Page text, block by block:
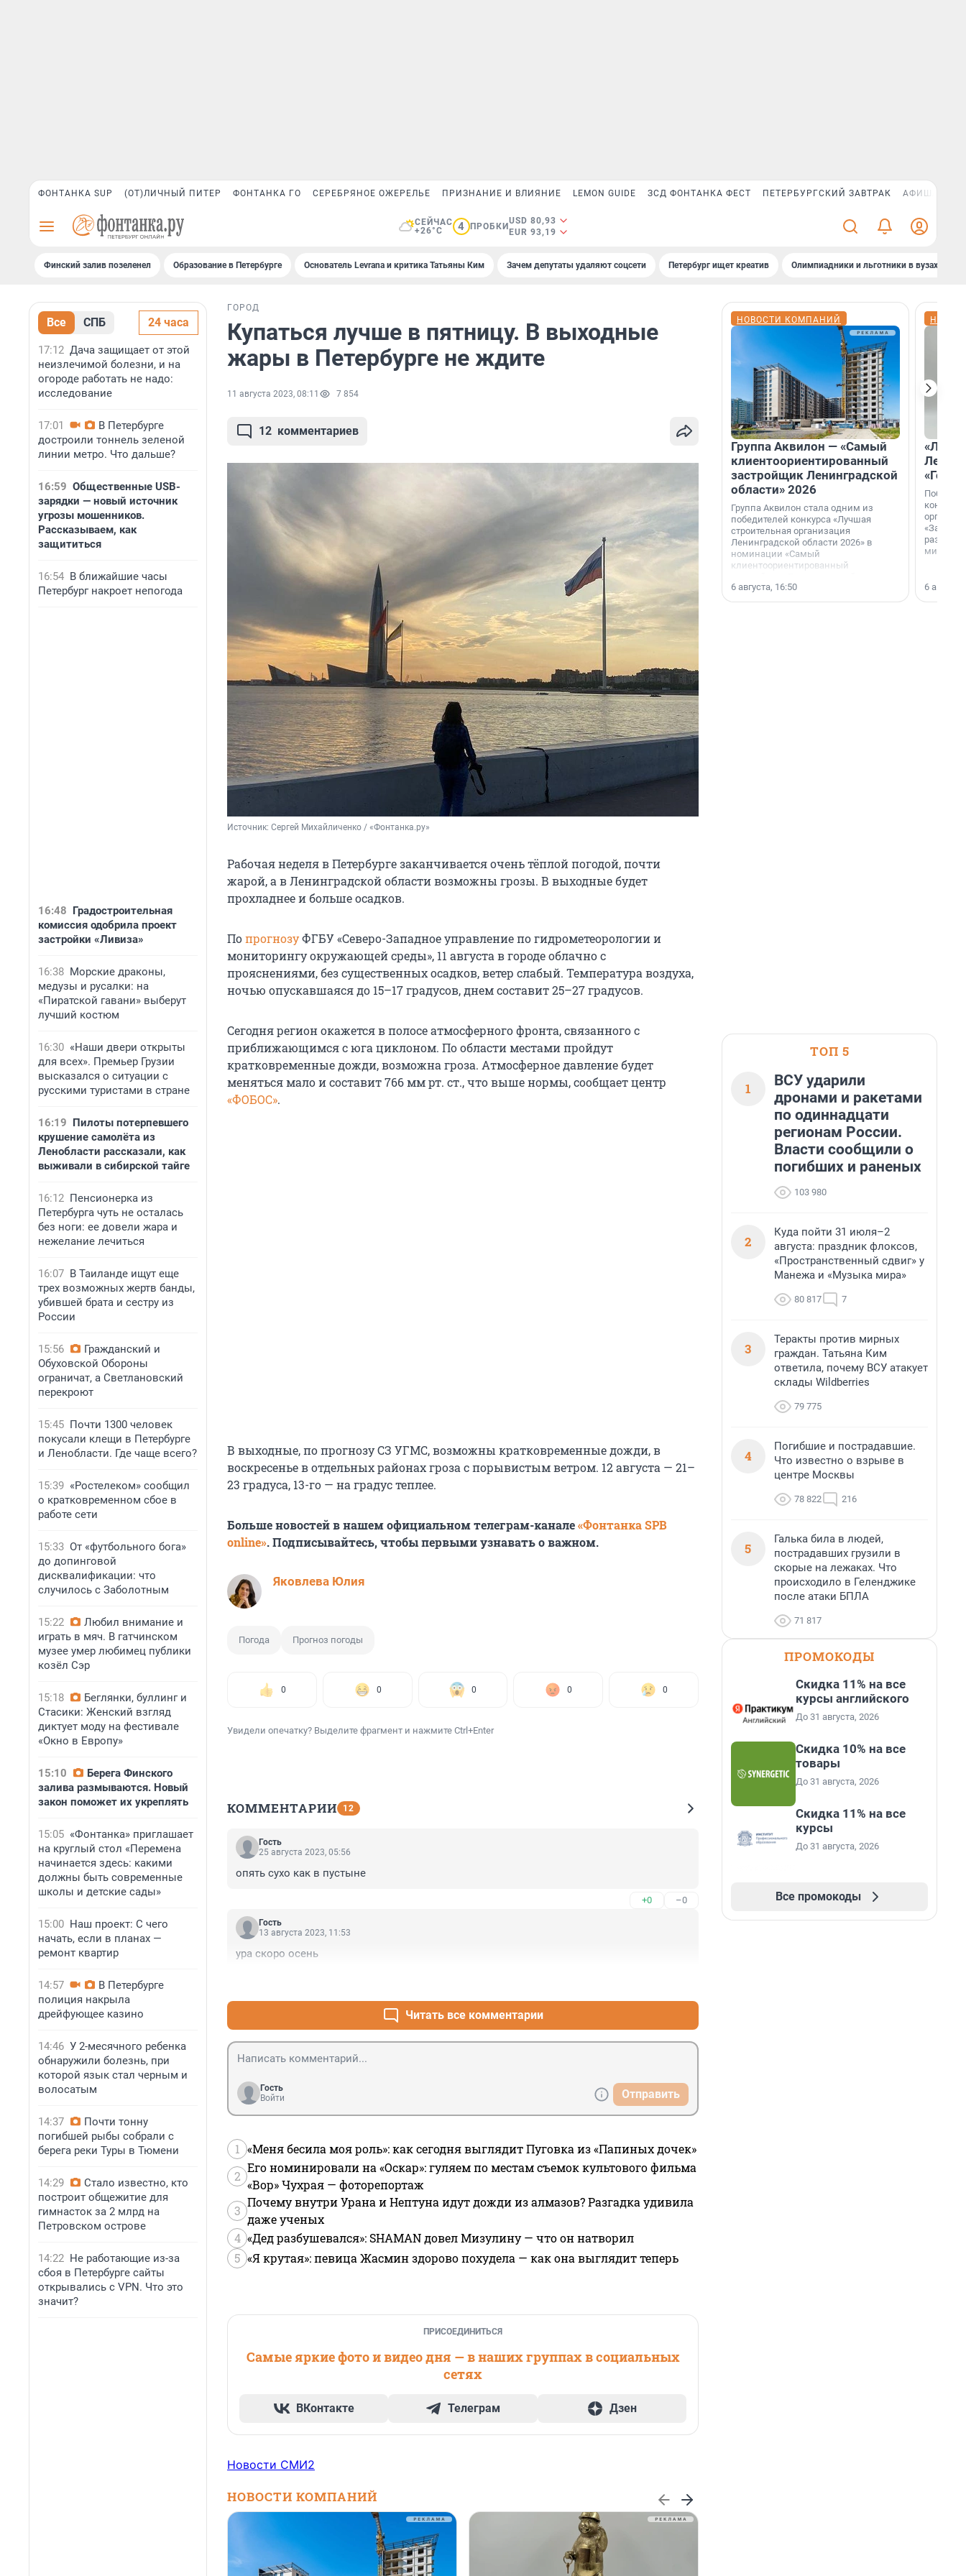
ФОНТАНКА SUP (ОТ)ЛИЧНЫЙ ПИТЕР ФОНТАНКА ГО СЕРЕБРЯНОЕ ОЖЕРЕЛЬЕ ПРИЗНАНИЕ И ВЛИЯНИЕ LEMON GUIDE ЗСД ФОНТАНКА ФЕСТ ПЕТЕРБУРГСКИЙ ЗАВТРАК АФИША PLUS
СЕЙЧАС
+26°C
4 ПРОБКИ
USD 80,93
EUR 93,19
Финский залив позеленел Образование в Петербурге Основатель Levrana и критика Татьяны Ким Зачем депутаты удаляют соцсети Петербург ищет креатив Олимпиадники и льготники в вузах СПб
Все СПБ 24 часа
17:12 Дача защищает от этой
неизлечимой болезни, и на
огороде работать не надо:
исследование
17:01
В Петербурге
достроили тоннель зеленой
линии метро. Что дальше?
16:59 Общественные USB-
зарядки — новый источник
угрозы мошенников.
Рассказываем, как
защититься
16:54 В ближайшие часы
Петербург накроет непогода
16:48 Градостроительная
комиссия одобрила проект
застройки «Ливиза»
16:38 Морские драконы,
медузы и русалки: на
«Пиратской гавани» выберут
лучший костюм
16:30 «Наши двери открыты
для всех». Премьер Грузии
высказался о ситуации с
русскими туристами в стране
16:19 Пилоты потерпевшего
крушение самолёта из
Ленобласти рассказали, как
выживали в сибирской тайге
16:12 Пенсионерка из
Петербурга чуть не осталась
без ноги: ее довели жара и
нежелание лечиться
16:07 В Таиланде ищут еще
трех возможных жертв банды,
убившей брата и сестру из
России
15:56
Гражданский и
Обуховской Обороны
ограничат, а Светлановский
перекроют
15:45 Почти 1300 человек
покусали клещи в Петербурге
и Ленобласти. Где чаще всего?
15:39 «Ростелеком» сообщил
о кратковременном сбое в
работе сети
15:33 От «футбольного бога»
до допинговой
дисквалификации: что
случилось с Заболотным
15:22
Любил внимание и
играть в мяч. В гатчинском
музее умер любимец публики
козёл Сэр
15:18
Беглянки, буллинг и
Стасики: Женский взгляд
диктует моду на фестивале
«Окно в Европу»
15:10
Берега Финского
залива размываются. Новый
закон поможет их укреплять
15:05 «Фонтанка» приглашает
на круглый стол «Перемена
начинается здесь: какими
должны быть современные
школы и детские сады»
15:00 Наш проект: С чего
начать, если в планах —
ремонт квартир
14:57
В Петербурге
полиция накрыла
дрейфующее казино
14:46 У 2-месячного ребенка
обнаружили болезнь, при
которой язык стал черным и
волосатым
14:37
Почти тонну
погибшей рыбы собрали с
берега реки Туры в Тюмени
14:29
Стало известно, кто
построит общежитие для
гимнасток за 2 млрд на
Петровском острове
14:22 Не работающие из-за
сбоя в Петербурге сайты
открывались с VPN. Что это
значит?
ГОРОД
Купаться лучше в пятницу. В выходные
жары в Петербурге не ждите
11 августа 2023, 08:11 7 854
12 комментариев
Источник: Сергей Михайличенко / «Фонтанка.ру»
Рабочая неделя в Петербурге заканчивается очень тёплой погодой, почти
жарой, а в Ленинградской области возможны грозы. В выходные будет
прохладнее и больше осадков.
ПопрогнозуФГБУ «Северо-Западное управление по гидрометеорологии и
мониторингу окружающей среды», 11 августа в городе облачно с
прояснениями, без существенных осадков, ветер слабый. Температура воздуха,
ночью опускавшаяся до 15–17 градусов, днем составит 25–27 градусов.
Сегодня регион окажется в полосе атмосферного фронта, связанного с
приближающимся с юга циклоном. По области местами пройдут
кратковременные дожди, возможна гроза. Атмосферное давление будет
меняться мало и составит 766 мм рт. ст., что выше нормы, сообщает центр
«ФОБОС».
В выходные, по прогнозу СЗ УГМС, возможны кратковременные дожди, в
воскресенье в отдельных районах гроза с порывистым ветром. 12 августа — 21–
23 градуса, 13-го — на градус теплее.
Больше новостей в нашем официальном телеграм-канале«Фонтанка SPB
online». Подписывайтесь, чтобы первыми узнавать о важном.
Яковлева Юлия
Погода Прогноз погоды
0 0 0 0 0
Увидели опечатку? Выделите фрагмент и нажмите Ctrl+Enter
КОММЕНТАРИИ 12
Гость
25 августа 2023, 05:56
опять сухо как в пустыне
+0 –0
Гость
13 августа 2023, 11:53
ура скоро осень
Читать все комментарии
Гость
Войти
Отправить
1 «Меня бесила моя роль»: как сегодня выглядит Пуговка из «Папиных дочек»
2
Его номинировали на «Оскар»: гуляем по местам съемок культового фильма
«Вор» Чухрая — фоторепортаж
3
Почему внутри Урана и Нептуна идут дожди из алмазов? Разгадка удивила
даже ученых
4 «Дед разбушевался»: SHAMAN довел Мизулину — что он натворил
5 «Я крутая»: певица Жасмин здорово похудела — как она выглядит теперь
ПРИСОЕДИНИТЬСЯ
Самые яркие фото и видео дня — в наших группах в социальных
сетях
ВКонтакте Телеграм Дзен
Новости СМИ2
НОВОСТИ КОМПАНИЙ
НОВОСТИ КОМПАНИЙ
Группа Аквилон — «Самый
клиентоориентированный
застройщик Ленинградской
области» 2026
Группа Аквилон стала одним из
победителей конкурса «Лучшая
строительная организация
Ленинградской области 2026» в
номинации «Самый
клиентоориентированный
области».
6 августа, 16:50
«За
6
ТОП 5
1
ВСУ ударили
дронами и ракетами
по одиннадцати
регионам России.
Власти сообщили о
погибших и раненых
103 980
2
Куда пойти 31 июля–2
августа: праздник флоксов,
«Пространственный сдвиг» у
Манежа и «Музыка мира»
80 817 7
3
Теракты против мирных
граждан. Татьяна Ким
ответила, почему ВСУ атакует
склады Wildberries
79 775
4
Погибшие и пострадавшие.
Что известно о взрыве в
центре Москвы
78 822 216
5
Галька била в людей,
пострадавших грузили в
скорые на лежаках. Что
происходило в Геленджике
после атаки БПЛА
71 817
ПРОМОКОДЫ
Скидка 11% на все
курсы английского
До 31 августа, 2026
Скидка 10% на все
товары
До 31 августа, 2026
Скидка 11% на все
курсы
До 31 августа, 2026
Все промокоды